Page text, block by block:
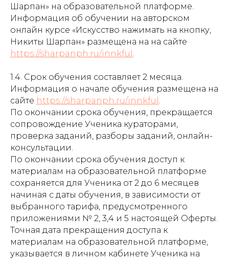
Шарпан» на образовательной платформе.
Информация об обучении на авторском
онлайн курсе «Искусство нажимать на кнопку,
Никиты Шарпан» размещена на на сайте
https://sharpanph.ru/innkful .
1.4. Срок обучения составляет 2 месяца.
Информация о начале обучения размещена на
сайте https://sharpanph.ru/innkful .
По окончании срока обучения, прекращается
сопровождение Ученика кураторами,
проверка заданий, разборы заданий, онлайн-
консультации.
По окончании срока обучения доступ к
материалам на образовательной платформе
сохраняется для Ученика от 2 до 6 месяцев
начиная с даты обучения, в зависимости от
выбранного тарифа, предусмотренного
приложениями № 2, 3,4 и 5 настоящей Оферты.
Точная дата прекращения доступа к
материалам на образовательной платформе,
указывается в личном кабинете Ученика на